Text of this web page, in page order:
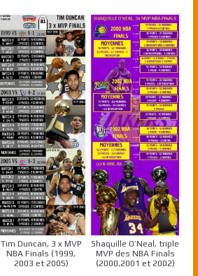
Tim Duncan, 3 x MVP
NBA Finals (1999,
2003 et 2005)
Shaquille O’Neal, triple
MVP des NBA Finals
(2000,2001 et 2002)